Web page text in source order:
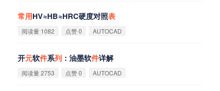
常用HV≈HB≈HRC硬度对照表
阅读量 1082 点赞 0 AUTOCAD
开元软件系列 ：油墨软件详解
阅读量 2753 点赞 0 AUTOCAD